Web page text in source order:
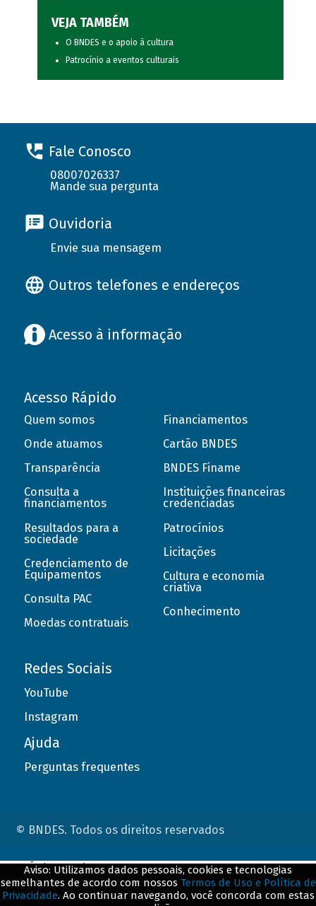
VEJA TAMBÉM
O BNDES e o apoio à cultura
Patrocínio a eventos culturais
Fale Conosco
08007026337
Mande sua pergunta
Ouvidoria
Envie sua mensagem
Outros telefones e endereços
Acesso à informação
Acesso Rápido
Quem somos
Onde atuamos
Transparência
Consulta a
financiamentos
Resultados para a
sociedade
Credenciamento de
Equipamentos
Consulta PAC
Moedas contratuais
Financiamentos
Cartão BNDES
BNDES Finame
Instituições financeiras
credenciadas
Patrocínios
Licitações
Cultura e economia
criativa
Conhecimento
Redes Sociais
YouTube
Instagram
Ajuda
Perguntas frequentes
© BNDES. Todos os direitos reservados
Aviso: Utilizamos dados pessoais, cookies e tecnologias
semelhantes de acordo com nossos Termos de Uso e Política de
Privacidade. Ao continuar navegando, você concorda com estas
ConteÃºdo complementar
${title}${badge}